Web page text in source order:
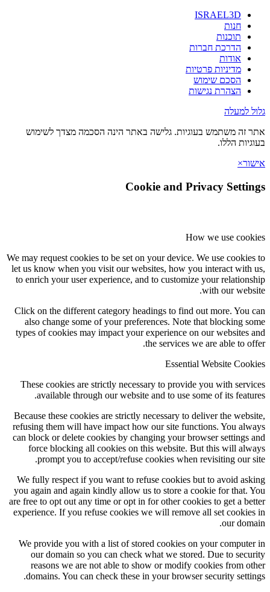
ISRAEL3D
חנות
תוכנות
הדרכת חברות
אודות
מדיניות פרטיות
הסכם שימוש
הצהרת נגישות
גלול למעלה
אתר זה משתמש בעוגיות. גלישה באתר הינה הסכמה מצדך לשימוש
בעוגיות הללו.
אישור×
Cookie and Privacy Settings
How we use cookies
We may request cookies to be set on your device. We use cookies to
let us know when you visit our websites, how you interact with us,
to enrich your user experience, and to customize your relationship
with our website.
Click on the different category headings to find out more. You can
also change some of your preferences. Note that blocking some
types of cookies may impact your experience on our websites and
the services we are able to offer.
Essential Website Cookies
These cookies are strictly necessary to provide you with services
available through our website and to use some of its features.
Because these cookies are strictly necessary to deliver the website,
refusing them will have impact how our site functions. You always
can block or delete cookies by changing your browser settings and
force blocking all cookies on this website. But this will always
prompt you to accept/refuse cookies when revisiting our site.
We fully respect if you want to refuse cookies but to avoid asking
you again and again kindly allow us to store a cookie for that. You
are free to opt out any time or opt in for other cookies to get a better
experience. If you refuse cookies we will remove all set cookies in
our domain.
We provide you with a list of stored cookies on your computer in
our domain so you can check what we stored. Due to security
reasons we are not able to show or modify cookies from other
domains. You can check these in your browser security settings.